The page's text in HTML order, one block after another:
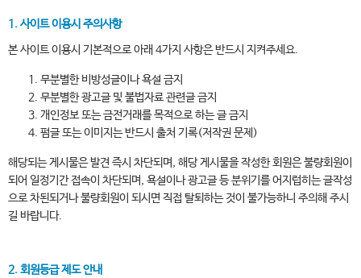
1. 사이트 이용시 주의사항
본 사이트 이용시 기본적으로 아래 4가지 사항은 반드시 지켜주세요.
무분별한 비방성글이나 욕설 금지
무분별한 광고글 및 불법자료 관련글 금지
개인정보 또는 금전거래를 목적으로 하는 글 금지
펌글 또는 이미지는 반드시 출처 기록(저작권 문제)
해당되는 게시물은 발견 즉시 차단되며, 해당 게시물을 작성한 회원은 불량회원이
되어 일정기간 접속이 차단되며, 욕설이나 광고글 등 분위기를 어지럽히는 글작성
으로 차된되거나 불량회원이 되시면 직접 탈퇴하는 것이 불가능하니 주의해 주시
길 바랍니다.
2. 회원등급 제도 안내